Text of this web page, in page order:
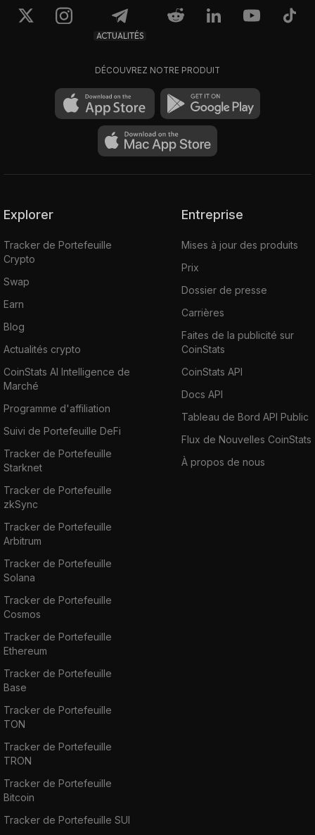
ACTUALITÉS
DÉCOUVREZ NOTRE PRODUIT
Explorer
Tracker de Portefeuille
Crypto
Swap
Earn
Blog
Actualités crypto
CoinStats AI Intelligence de
Marché
Programme d'affiliation
Suivi de Portefeuille DeFi
Tracker de Portefeuille
Starknet
Tracker de Portefeuille
zkSync
Tracker de Portefeuille
Arbitrum
Tracker de Portefeuille
Solana
Tracker de Portefeuille
Cosmos
Tracker de Portefeuille
Ethereum
Tracker de Portefeuille
Base
Tracker de Portefeuille
TON
Tracker de Portefeuille
TRON
Tracker de Portefeuille
Bitcoin
Tracker de Portefeuille SUI
Entreprise
Mises à jour des produits
Prix
Dossier de presse
Carrières
Faites de la publicité sur
CoinStats
CoinStats API
Docs API
Tableau de Bord API Public
Flux de Nouvelles CoinStats
À propos de nous